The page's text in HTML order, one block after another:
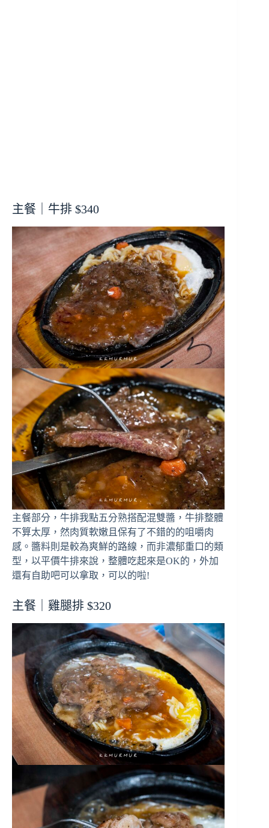
主餐｜牛排 $340
主餐部分，牛排我點五分熟搭配混雙醬，牛排整體
不算太厚，然肉質軟嫩且保有了不錯的的咀嚼肉
感。醬料則是較為爽鮮的路線，而非濃郁重口的類
型，以平價牛排來說，整體吃起來是OK的，外加
還有自助吧可以拿取，可以的啦!
主餐｜雞腿排 $320